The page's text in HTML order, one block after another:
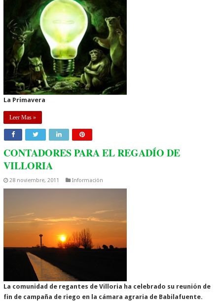
La Primavera
Leer Mas »
CONTADORES PARA EL REGADÍO DE
VILLORIA
28 noviembre, 2011 Información
La comunidad de regantes de Villoria ha celebrado su reunión de
fin de campaña de riego en la cámara agraria de Babilafuente.